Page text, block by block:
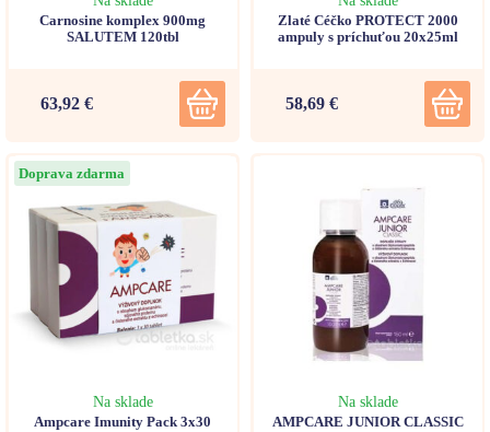
Carnosine komplex 900mg
SALUTEM 120tbl
63,92 €
Zlaté Céčko PROTECT 2000
ampuly s príchuťou 20x25ml
58,69 €
Doprava zdarma
Na sklade
Ampcare Imunity Pack 3x30
Na sklade
AMPCARE JUNIOR CLASSIC